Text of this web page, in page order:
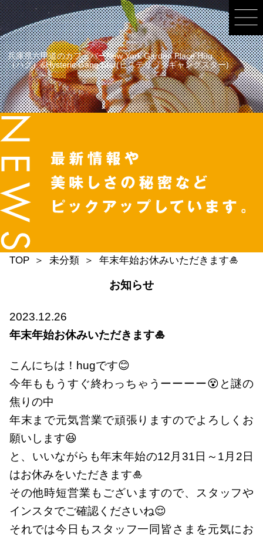
兵庫県六甲道のカフェバーNew York Garden Place Hug
（ハグ）&Hysteric Gang Star(ヒステリックギャングスター)
TOP 未分類 年末年始お休みいただきます🎍
お知らせ
2023.12.26
年末年始お休みいただきます🎍
こんにちは！hugです😊
今年ももうすぐ終わっちゃうーーーー😵と謎の
焦りの中
年末まで元気営業で頑張りますのでよろしくお
願いします😆
と、いいながらも年末年始の12月31日～1月2日
はお休みをいただきます🎍
その他時短営業もございますので、スタッフや
インスタでご確認くださいね😌
それでは今日もスタッフ一同皆さまを元気にお